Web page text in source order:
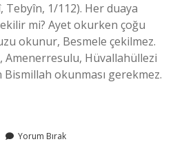
Tebyîn, 1/112). Her duaya
mi? Ayet okurken çoğu
okunur, Besmele çekilmez.
Amenerresulu, Hüvallahüllezi
okunması gerekmez.
Yorum Bırak